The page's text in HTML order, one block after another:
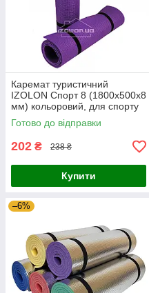
Каремат туристичний
IZOLON Спорт 8 (1800х500х8
мм) кольоровий, для спорту
та відпочинку, похідний
м'який у намет
Готово до відправки
202 ₴ 238 ₴
Купити
–6%